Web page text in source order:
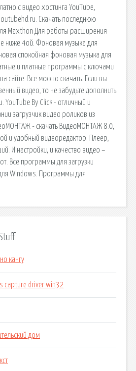
с видео хостинга YouTube,
Скачать последнюю
Maxthon Для работы расширения
ниже 4ой. Фоновая музыка для
спокойная фоновая музыка для
и платные программы с ключами
сайте. Все можно скачать. Если вы
видео, то не забудьте дополнить
YouTube By Click - отличный и
загрузчик видео роликов из
- скачать ВидеоМОНТАЖ 8.0,
и удобный видеоредактор. Плеер,
И настройки, и качество видео –
Все программы для загрузки
Windows. Программы для
кангу
capture driver win32
дом